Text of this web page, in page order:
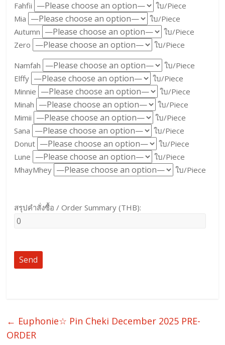
Fahfii
ใบ/Piece
Mia
ใบ/Piece
Autumn
ใบ/Piece
Zero
ใบ/Piece
Namfah
ใบ/Piece
Elffy
ใบ/Piece
Minnie
ใบ/Piece
Minah
ใบ/Piece
Mimii
ใบ/Piece
Sana
ใบ/Piece
Donut
ใบ/Piece
Lune
ใบ/Piece
MhayMhey
ใบ/Piece
สรุปคำสั่งซื้อ / Order Summary (THB):
← Euphonie☆ Pin Cheki December 2025 PRE-
ORDER